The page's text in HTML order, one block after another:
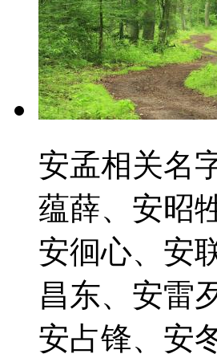
安孟相关名
蕴薛、安昭
安徊心、安
昌东、安雷
安占锋、安